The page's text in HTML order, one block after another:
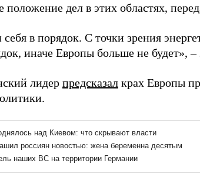
положение дел в этих областях,
в порядок. С точки зрения
иначе Европы больше не будет», –
лидер предсказал крах Европы